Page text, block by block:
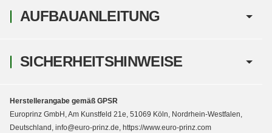
AUFBAUANLEITUNG
SICHERHEITSHINWEISE
Herstellerangabe gemäß GPSR
Europrinz GmbH, Am Kunstfeld 21e, 51069 Köln, Nordrhein-Westfalen,
Deutschland, info@euro-prinz.de, https://www.euro-prinz.com